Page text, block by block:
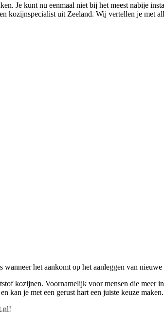
Je kunt nu eenmaal niet bij het meest nabije
kozijnspecialist uit Zeeland. Wij vertellen je met
het aankomt op het aanleggen van
kozijnen. Voornamelijk voor mensen die meer
kan je met een gerust hart een juiste keuze maken.